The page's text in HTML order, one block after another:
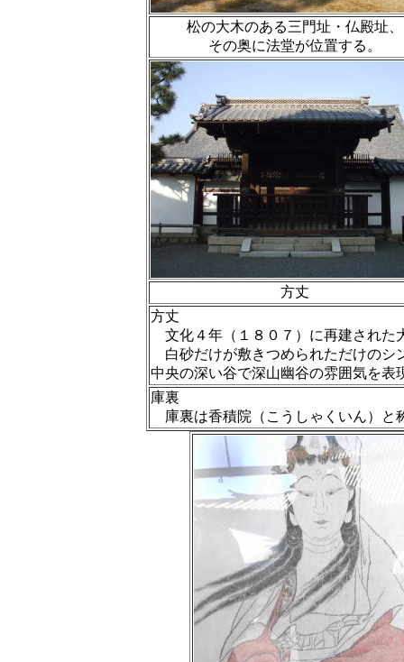
松の大木のある三門址・仏殿址、
その奥に法堂が位置する。
方丈
方丈
文化４年（１８０７）に再建された
白砂だけが敷きつめられただけのシ
中央の深い谷で深山幽谷の雰囲気を表
庫裏
庫裏は香積院（こうしゃくいん）と